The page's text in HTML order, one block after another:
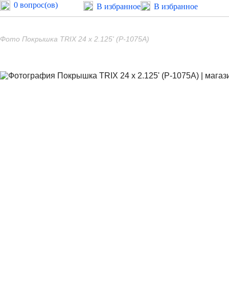
0 вопрос(ов) В избранное В избранное
Фото Покрышка TRIX 24 x 2.125' (P-1075A)